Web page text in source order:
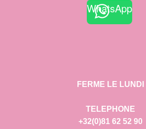
WhatsApp
FERME LE LUNDI
TELEPHONE
+32(0)81 62 52 90